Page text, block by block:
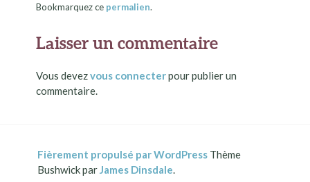
Bookmarquez ce permalien.
Laisser un commentaire
Vous devezvous connecterpour publier un
commentaire.
Fièrement propulsé par WordPress Thème
Bushwick parJames Dinsdale.